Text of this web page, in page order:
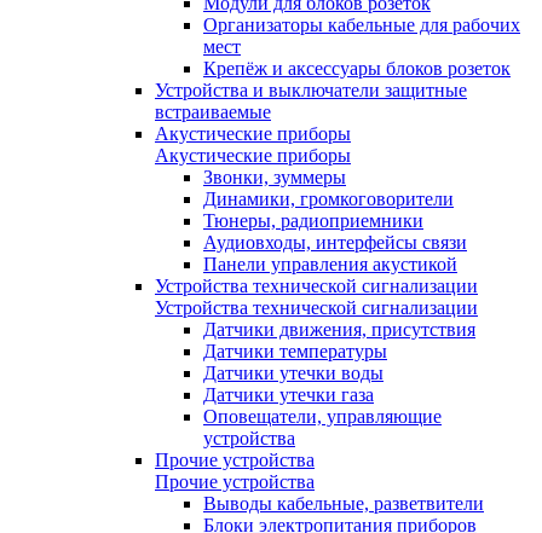
Организаторы кабельные для рабочих
мест
Крепёж и аксессуары блоков розеток
Устройства и выключатели защитные
встраиваемые
Акустические приборы
Акустические приборы
Звонки, зуммеры
Динамики, громкоговорители
Тюнеры, радиоприемники
Аудиовходы, интерфейсы связи
Панели управления акустикой
Устройства технической сигнализации
Устройства технической сигнализации
Датчики движения, присутствия
Датчики температуры
Датчики утечки воды
Датчики утечки газа
Оповещатели, управляющие
устройства
Прочие устройства
Прочие устройства
Выводы кабельные, разветвители
Блоки электропитания приборов